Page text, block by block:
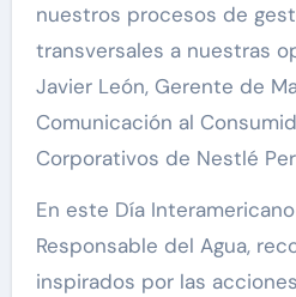
nuestros procesos de
transversales a nuestras
Javier León, Gerente de
Comunicación al
Corporativos de Nestlé
En este Día
Responsable del Agua,
inspirados por las